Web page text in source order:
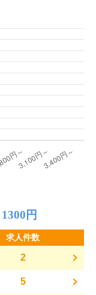
1300円
求人件数
2
5